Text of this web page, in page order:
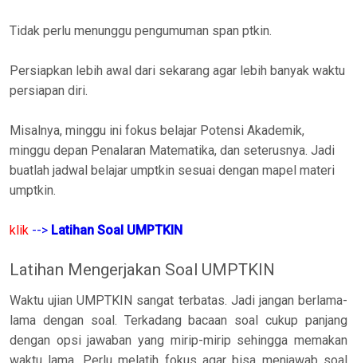
Tidak perlu menunggu pengumuman span ptkin.
Persiapkan lebih awal dari sekarang agar lebih banyak waktu
persiapan diri.
Misalnya, minggu ini fokus belajar Potensi Akademik,
minggu depan Penalaran Matematika, dan seterusnya. Jadi
buatlah jadwal belajar umptkin sesuai dengan mapel materi
umptkin.
klik --> Latihan Soal UMPTKIN
Latihan Mengerjakan Soal UMPTKIN
Waktu ujian UMPTKIN sangat terbatas. Jadi jangan berlama-
lama dengan soal. Terkadang bacaan soal cukup panjang
dengan opsi jawaban yang mirip-mirip sehingga memakan